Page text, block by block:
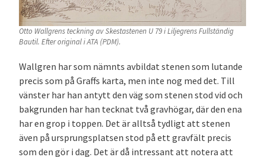
Otto Wallgrens teckning av Skestastenen U 79 i Liljegrens Fullständig
Bautil. Efter original i ATA (PDM).
Wallgren har som nämnts avbildat stenen som lutande
precis som på Graffs karta, men inte nog med det. Till
vänster har han antytt den väg som stenen stod vid och
bakgrunden har han tecknat två gravhögar, där den ena
har en grop i toppen. Det är alltså tydligt att stenen
även på ursprungsplatsen stod på ett gravfält precis
som den gör i dag. Det är då intressant att notera att